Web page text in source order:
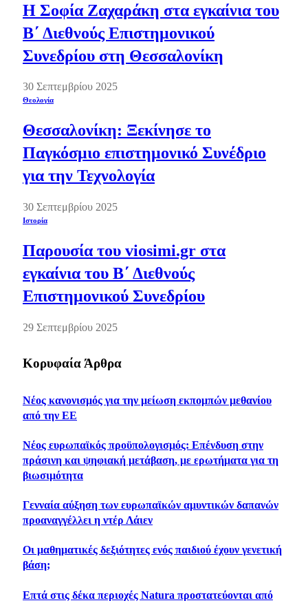
Η Σοφία Ζαχαράκη στα εγκαίνια του
Β΄ Διεθνούς Επιστημονικού
Συνεδρίου στη Θεσσαλονίκη
30 Σεπτεμβρίου 2025
Θεολογία
Θεσσαλονίκη: Ξεκίνησε το
Παγκόσμιο επιστημονικό Συνέδριο
για την Τεχνολογία
30 Σεπτεμβρίου 2025
Ιστορία
Παρουσία του viosimi.gr στα
εγκαίνια του Β΄ Διεθνούς
Επιστημονικού Συνεδρίου
29 Σεπτεμβρίου 2025
Κορυφαία Άρθρα
Νέος κανονισμός για την μείωση εκπομπών μεθανίου
από την ΕΕ
Νέος ευρωπαϊκός προϋπολογισμός: Επένδυση στην
πράσινη και ψηφιακή μετάβαση, με ερωτήματα για τη
βιωσιμότητα
Γενναία αύξηση των ευρωπαϊκών αμυντικών δαπανών
προαναγγέλλει η ντέρ Λάιεν
Οι μαθηματικές δεξιότητες ενός παιδιού έχουν γενετική
βάση;
Επτά στις δέκα περιοχές Natura προστατεύονται από